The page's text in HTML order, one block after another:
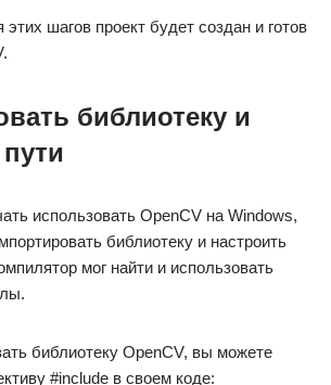
шагов проект будет создан и готов
библиотеку и
использовать OpenCV на Windows,
библиотеку и настроить
мог найти и использовать
библиотеку OpenCV, вы можете
#include в своем коде: